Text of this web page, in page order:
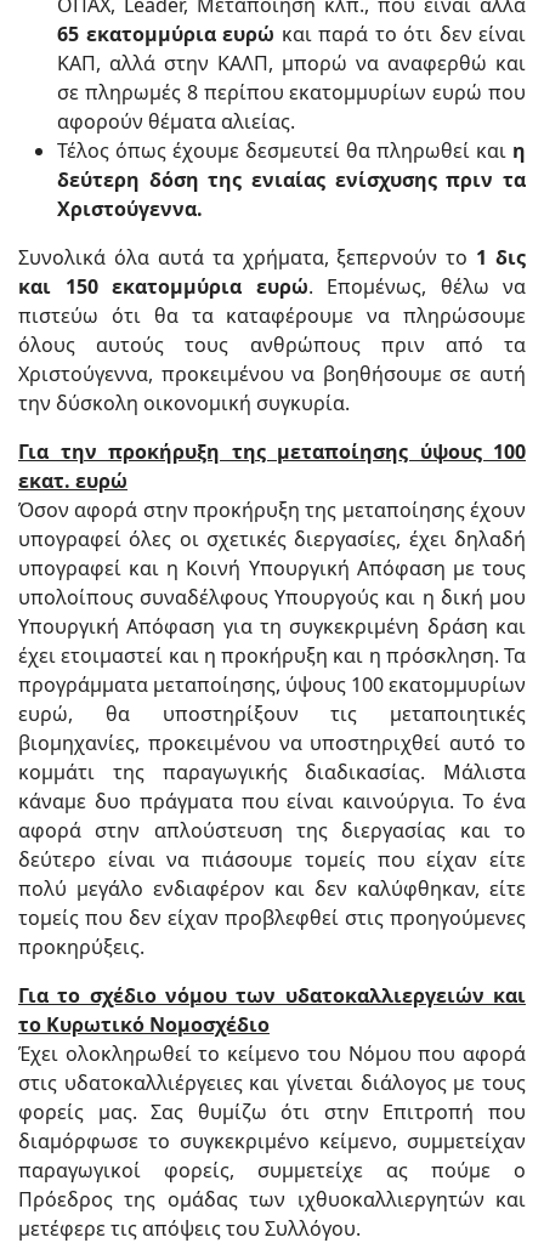
65 εκατομμύρια ευρώ και παρά το ότι δεν είναι
ΚΑΠ, αλλά στην ΚΑΛΠ, μπορώ να αναφερθώ και
σε πληρωμές 8 περίπου εκατομμυρίων ευρώ που
αφορούν θέματα αλιείας.
Τέλος όπως έχουμε δεσμευτεί θα πληρωθεί και η
δεύτερη δόση της ενιαίας ενίσχυσης πριν τα
Χριστούγεννα.
Συνολικά όλα αυτά τα χρήματα, ξεπερνούν το 1 δις
και 150 εκατομμύρια ευρώ. Επομένως, θέλω να
πιστεύω ότι θα τα καταφέρουμε να πληρώσουμε
όλους αυτούς τους ανθρώπους πριν από τα
Χριστούγεννα, προκειμένου να βοηθήσουμε σε αυτή
την δύσκολη οικονομική συγκυρία.
Για την προκήρυξη της μεταποίησης ύψους 100
εκατ. ευρώ
Όσον αφορά στην προκήρυξη της μεταποίησης έχουν
υπογραφεί όλες οι σχετικές διεργασίες, έχει δηλαδή
υπογραφεί και η Κοινή Υπουργική Απόφαση με τους
υπολοίπους συναδέλφους Υπουργούς και η δική μου
Υπουργική Απόφαση για τη συγκεκριμένη δράση και
έχει ετοιμαστεί και η προκήρυξη και η πρόσκληση. Τα
προγράμματα μεταποίησης, ύψους 100 εκατομμυρίων
ευρώ, θα υποστηρίξουν τις μεταποιητικές
βιομηχανίες, προκειμένου να υποστηριχθεί αυτό το
κομμάτι της παραγωγικής διαδικασίας. Μάλιστα
κάναμε δυο πράγματα που είναι καινούργια. Το ένα
αφορά στην απλούστευση της διεργασίας και το
δεύτερο είναι να πιάσουμε τομείς που είχαν είτε
πολύ μεγάλο ενδιαφέρον και δεν καλύφθηκαν, είτε
τομείς που δεν είχαν προβλεφθεί στις προηγούμενες
προκηρύξεις.
Για το σχέδιο νόμου των υδατοκαλλιεργειών και
το Κυρωτικό Νομοσχέδιο
Έχει ολοκληρωθεί το κείμενο του Νόμου που αφορά
στις υδατοκαλλιέργειες και γίνεται διάλογος με τους
φορείς μας. Σας θυμίζω ότι στην Επιτροπή που
διαμόρφωσε το συγκεκριμένο κείμενο, συμμετείχαν
παραγωγικοί φορείς, συμμετείχε ας πούμε ο
Πρόεδρος της ομάδας των ιχθυοκαλλιεργητών και
μετέφερε τις απόψεις του Συλλόγου.